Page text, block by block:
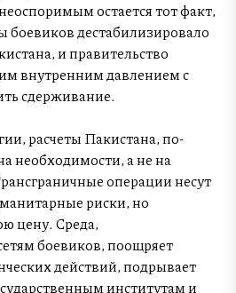
остается тот факт,
боевиков дестабилизировало
и правительство
внутренним давлением с
сдерживание.
расчеты Пакистана, по-
необходимости, а не на
операции несут
риски, но
цену. Среда,
боевиков, поощряет
действий, подрывает
институтам и